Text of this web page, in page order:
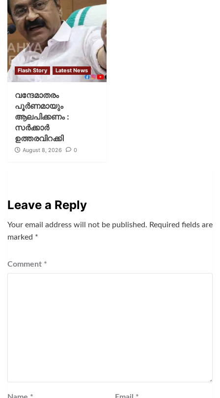
Flash Story Latest News
വന്ദേമാതരം
പൂര്‍ണമായും
ആലപിക്കണം :
സര്‍ക്കാര്‍
ഉത്തരവിറക്കി
August 8, 2026 0
Leave a Reply
Your email address will not be published. Required fields are
marked *
Comment *